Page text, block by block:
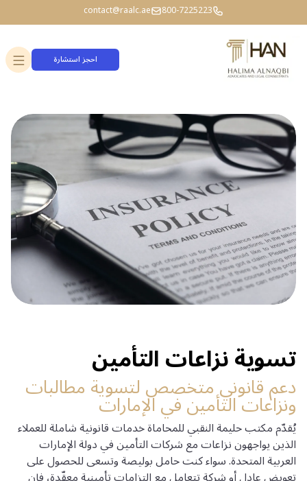
800-7225223
contact@raalc.ae
احجز استشارة
تسوية نزاعات التأمين
دعم قانوني متخصص لتسوية مطالبات
ونزاعات التأمين في الإمارات
يُقدّم مكتب حليمة النقبي للمحاماة خدمات قانونية شاملة للعملاء
الذين يواجهون نزاعات مع شركات التأمين في دولة الإمارات
العربية المتحدة. سواء كنت حامل بوليصة وتسعى للحصول على